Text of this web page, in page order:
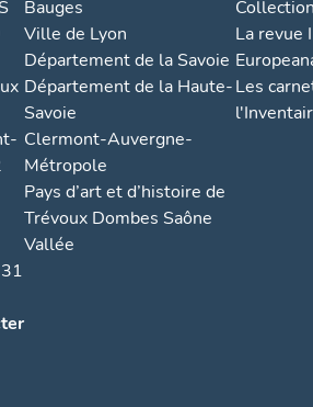
Bauges
Ville de Lyon
Département de la Savoie
Département de la Haute-
Savoie
Clermont-Auvergne-
Métropole
Pays d’art et d’histoire de
Trévoux Dombes Saône
Vallée
La revue
Les